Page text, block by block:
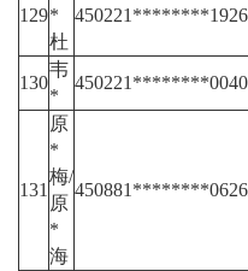
129*
杜
450221********1926
130
韦
*
450221********0040
131
原
*
梅/
原
*
海